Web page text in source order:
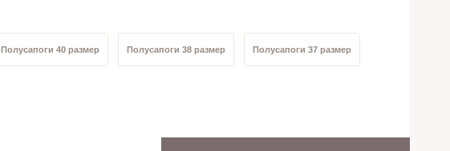
Полусапоги 40 размер Полусапоги 38 размер Полусапоги 37 размер